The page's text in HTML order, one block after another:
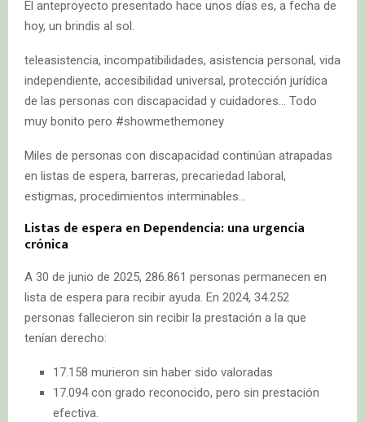
El anteproyecto presentado hace unos días es, a fecha de
hoy, un brindis al sol.
teleasistencia, incompatibilidades, asistencia personal, vida
independiente, accesibilidad universal, protección jurídica
de las personas con discapacidad y cuidadores… Todo
muy bonito pero #showmethemoney
Miles de personas con discapacidad continúan atrapadas
en listas de espera, barreras, precariedad laboral,
estigmas, procedimientos interminables…
Listas de espera en Dependencia: una urgencia
crónica
A 30 de junio de 2025, 286.861 personas permanecen en
lista de espera para recibir ayuda. En 2024, 34.252
personas fallecieron sin recibir la prestación a la que
tenían derecho:
17.158 murieron sin haber sido valoradas
17.094 con grado reconocido, pero sin prestación
efectiva.